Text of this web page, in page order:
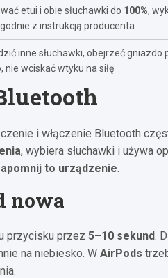
etui i obie słuchawki do 100%,
z instrukcją producenta
inne słuchawki, obejrzeć gniazdo
nie wciskać wtyku na siłę
i włączenie Bluetooth
, wybiera słuchawki i używa
to urządzenie.
nowa
przycisku przez 5–10 sekund.
na niebiesko. W AirPods